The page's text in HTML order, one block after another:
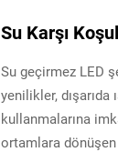
Su Karşı
Su geçirmez LED
yenilikler,
kullanmalarına
ortamlara dönüşen